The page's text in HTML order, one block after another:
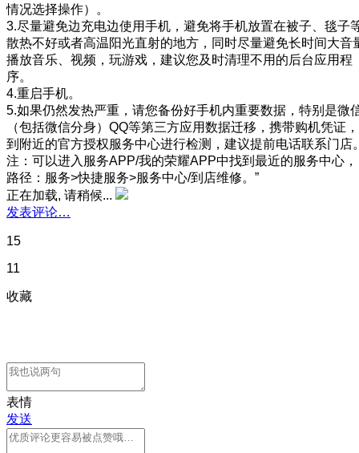
情况选择操作）。
3.尽量避免边充电边使用手机，避免将手机放置在被子、毯子
散热不好或者高温阳光直射的地方，同时尽量避免长时间大音
播放音乐、视频，玩游戏，建议您及时清理不用的后台应用程
序。
4.重启手机。
5.如果仍然发热严重，请您备份好手机内重要数据，特别是微
（包括微信分身）QQ等第三方应用数据迁移，携带购机凭证，
到附近的官方授权服务中心进行检测，建议提前电话联系门店
注：可以进入服务APP/我的荣耀APP中找到最近的服务中心，
路径：服务>快捷服务>服务中心/到店维修。”
正在加载, 请稍候...
发表评论…
15
11
收藏
表情
发送